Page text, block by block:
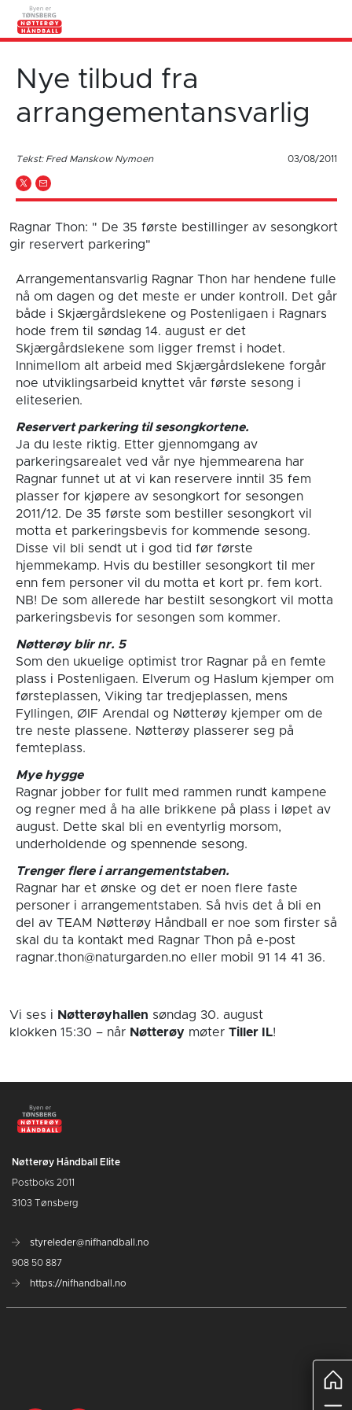
Nye tilbud fra
arrangementansvarlig
Tekst: Fred Manskow Nymoen 03/08/2011
Ragnar Thon: " De 35 første bestillinger av sesongkort
gir reservert parkering"
Arrangementansvarlig Ragnar Thon har hendene fulle
nå om dagen og det meste er under kontroll. Det går
både i Skjærgårdslekene og Postenligaen i Ragnars
hode frem til søndag 14. august er det
Skjærgårdslekene som ligger fremst i hodet.
Innimellom alt arbeid med Skjærgårdslekene forgår
noe utviklingsarbeid knyttet vår første sesong i
eliteserien.
Reservert parkering til sesongkortene.
Ja du leste riktig. Etter gjennomgang av
parkeringsarealet ved vår nye hjemmearena har
Ragnar funnet ut at vi kan reservere inntil 35 fem
plasser for kjøpere av sesongkort for sesongen
2011/12. De 35 første som bestiller sesongkort vil
motta et parkeringsbevis for kommende sesong.
Disse vil bli sendt ut i god tid før første
hjemmekamp. Hvis du bestiller sesongkort til mer
enn fem personer vil du motta et kort pr. fem kort.
NB! De som allerede har bestilt sesongkort vil motta
parkeringsbevis for sesongen som kommer.
Nøtterøy blir nr. 5
Som den ukuelige optimist tror Ragnar på en femte
plass i Postenligaen. Elverum og Haslum kjemper om
førsteplassen, Viking tar tredjeplassen, mens
Fyllingen, ØIF Arendal og Nøtterøy kjemper om de
tre neste plassene. Nøtterøy plasserer seg på
femteplass.
Mye hygge
Ragnar jobber for fullt med rammen rundt kampene
og regner med å ha alle brikkene på plass i løpet av
august. Dette skal bli en eventyrlig morsom,
underholdende og spennende sesong.
Trenger flere i arrangementstaben.
Ragnar har et ønske og det er noen flere faste
personer i arrangementstaben. Så hvis det å bli en
del av TEAM Nøtterøy Håndball er noe som firster så
skal du ta kontakt med Ragnar Thon på e-post
ragnar.thon@naturgarden.no eller mobil 91 14 41 36.
Vi ses i Nøtterøyhallen søndag 30. august
klokken 15:30 – når Nøtterøy møter Tiller IL!
Nøtterøy Håndball Elite
Postboks 2011
3103 Tønsberg
styreleder@nifhandball.no
908 50 887
https://nifhandball.no